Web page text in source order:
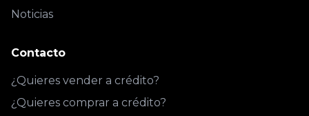
Noticias
Contacto
¿Quieres vender a crédito?
¿Quieres comprar a crédito?